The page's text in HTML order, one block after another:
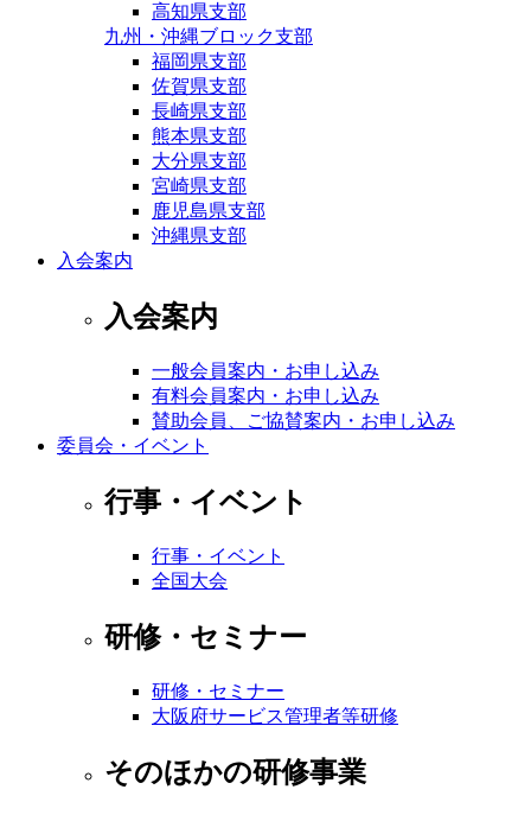
高知県支部
九州・沖縄ブロック支部
福岡県支部
佐賀県支部
長崎県支部
熊本県支部
大分県支部
宮崎県支部
鹿児島県支部
沖縄県支部
入会案内
入会案内
一般会員案内・お申し込み
有料会員案内・お申し込み
賛助会員、ご協賛案内・お申し込み
委員会・イベント
行事・イベント
行事・イベント
全国大会
研修・セミナー
研修・セミナー
大阪府サービス管理者等研修
そのほかの研修事業